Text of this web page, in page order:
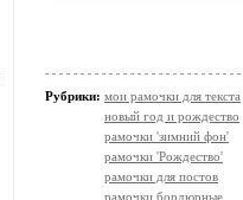
Рубрики: мои рамочки для текста
новый год и рождество
рамочки 'зимний фон'
рамочки 'Рождество'
рамочки для постов
рамочки бордюрные